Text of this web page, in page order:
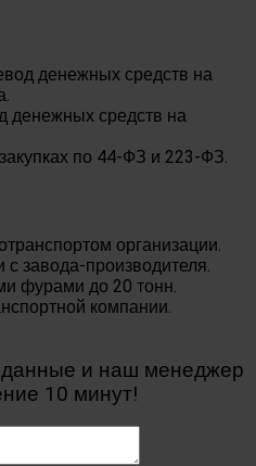
денежных средств на
денежных средств на
по 44-ФЗ и 223-ФЗ.
организации.
завода-производителя.
фурами до 20 тонн.
компании.
и наш менеджер
10 минут!